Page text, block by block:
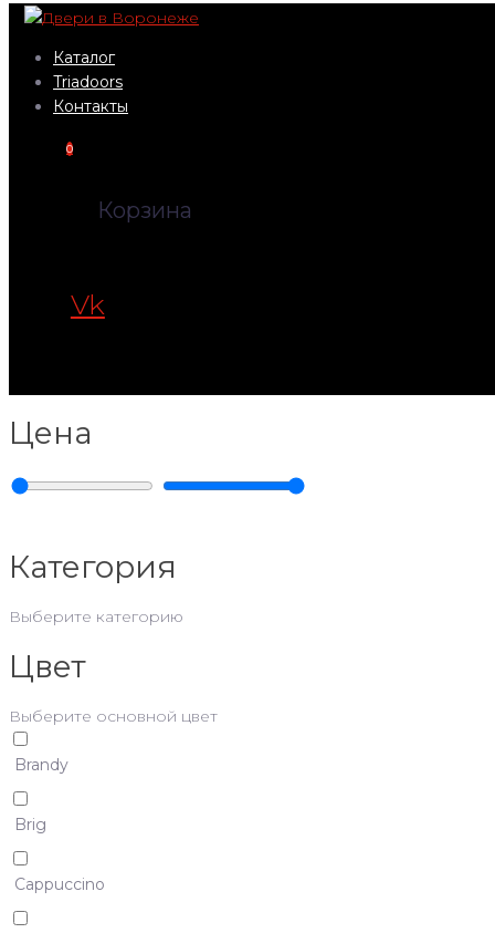
Перейти
контентуКаталог
Triadoors
Контакты
0
Корзина
Vk
Цена
Категория
Выберите категорию
Цвет
Выберите основной цвет
Brandy
Brig
Cappuccino